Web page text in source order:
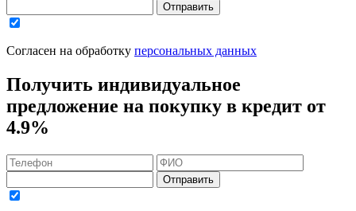
Отправить
Согласен на обработку персональных данных
Получить индивидуальное
предложение на покупку в кредит от
4.9%
Отправить